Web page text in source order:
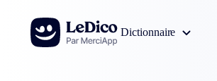
Aller au contenu
Dictionnaire